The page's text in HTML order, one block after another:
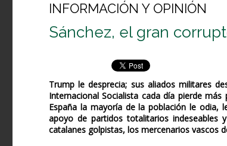
INFORMACIÓN Y OPINIÓN
Sánchez, el gran
Trump le desprecia; sus aliados militares
Internacional Socialista cada día pierde
España la mayoría de la población le odia,
apoyo de partidos totalitarios indeseables
catalanes golpistas, los mercenarios vascos